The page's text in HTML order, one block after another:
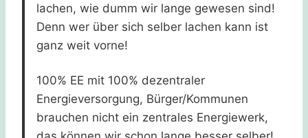
lachen, wie dumm wir lange gewesen sind!
Denn wer über sich selber lachen kann ist
ganz weit vorne!
100% EE mit 100% dezentraler
Energieversorgung, Bürger/Kommunen
brauchen nicht ein zentrales Energiewerk,